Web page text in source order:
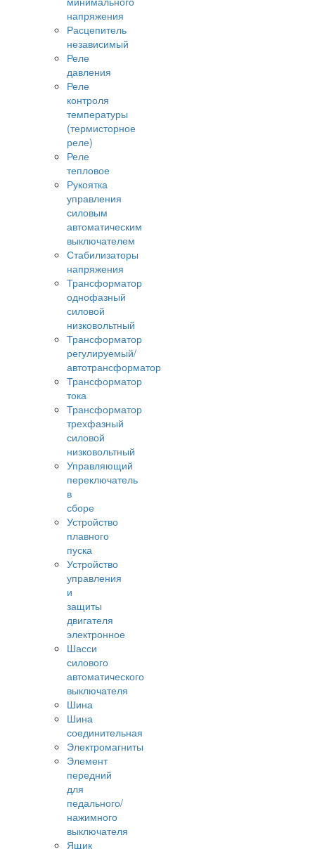
напряжения
Расцепитель
независимый
Реле
давления
Реле
контроля
температуры
(термисторное
реле)
Реле
тепловое
Рукоятка
управления
силовым
автоматическим
выключателем
Стабилизаторы
напряжения
Трансформатор
однофазный
силовой
низковольтный
Трансформатор
регулируемый/
автотрансформатор
Трансформатор
тока
Трансформатор
трехфазный
силовой
низковольтный
Управляющий
переключатель
в
сборе
Устройство
плавного
пуска
Устройство
управления
и
защиты
двигателя
электронное
Шасси
силового
автоматического
выключателя
Шина
Шина
соединительная
Электромагниты
Элемент
передний
для
педального/
нажимного
выключателя
Ящик